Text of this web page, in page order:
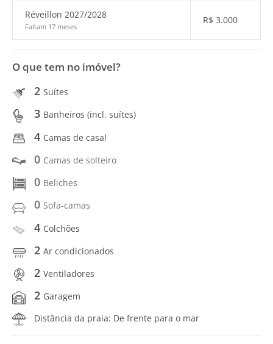
Réveillon 2027/2028
Faltam 17 meses
R$ 3.000
O que tem no imóvel?
2 Suítes
3 Banheiros (incl. suítes)
4 Camas de casal
0 Camas de solteiro
0 Beliches
0 Sofa-camas
4 Colchões
2 Ar condicionados
2 Ventiladores
2 Garagem
Distância da praia: De frente para o mar